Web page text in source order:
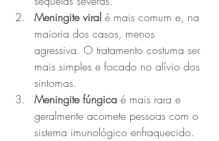
Meningite viral é mais comum e, na
maioria dos casos, menos
agressiva. O tratamento costuma ser
mais simples e focado no alívio dos
sintomas.
Meningite fúngica é mais rara e
geralmente acomete pessoas com o
sistema imunológico enfraquecido.